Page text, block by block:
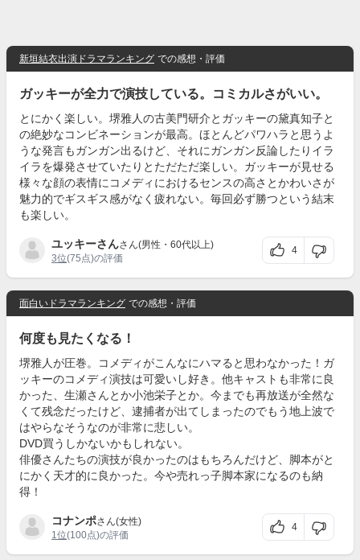
新垣結衣出演ドラマランキング での感想・評価
ガッキーが全力で演技している。コミカルさがいい。
とにかく楽しい。堺雅人の古美門研介とガッキーの黛真知子と
の絶妙なコンビネーションが最高。ほとんどパワハラと思うよ
うな発言もガンガン出るけど、それにガンガン反論したりイラ
イラを爆発させていたりとただただ楽しい。ガッキーが見せる
様々な顔の表情にコメディにおけるセンスの高さとかわいさが
魅力的でギスギス感がなく疲れない。毎回必ず勝つという結末
も楽しい。
ユッキーさんさん(男性・60代以上)
3位(75点)の評価
4
面白いドラマランキング での感想・評価
何度も見たくなる！
堺雅人が圧巻。コメディがこんなにハマると思わなかった！ガ
ッキーのコメディ演技は可愛いし好き。他キャストも非常に良
かった、生瀬さんとか小池栄子とか。今までも再放送が全然な
くて残念だったけど、逮捕者が出てしまったのでもう地上波で
はやらなそうなのが非常に悲しい。
DVD買うしかないかもしれない。
俳優さんたちの演技が良かったのはもちろんだけど、脚本がと
にかく天才的に良かった。今や売れっ子脚本家になるのも納
得！
コナンポさん(女性)
1位(100点)の評価
4